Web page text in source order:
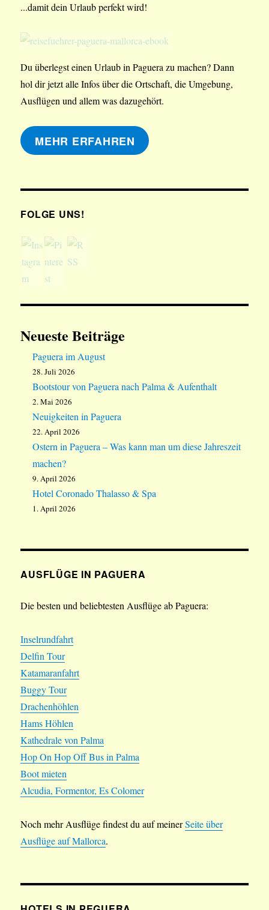
...damit dein Urlaub perfekt wird!
Du überlegst einen Urlaub in Paguera zu machen? Dann
hol dir jetzt alle Infos über die Ortschaft, die Umgebung,
Ausflügen und allem was dazugehört.
MEHR ERFAHREN
FOLGE UNS!
Neueste Beiträge
Paguera im August
28. Juli 2026
Bootstour von Paguera nach Palma & Aufenthalt
2. Mai 2026
Neuigkeiten in Paguera
22. April 2026
Ostern in Paguera – Was kann man um diese Jahreszeit
machen?
9. April 2026
Hotel Coronado Thalasso & Spa
1. April 2026
AUSFLÜGE IN PAGUERA
Die besten und beliebtesten Ausflüge ab Paguera:
Inselrundfahrt
Delfin Tour
Katamaranfahrt
Buggy Tour
Drachenhöhlen
Hams Höhlen
Kathedrale von Palma
Hop On Hop Off Bus in Palma
Boot mieten
Alcudia, Formentor, Es Colomer
Noch mehr Ausflüge findest du auf meinerSeite über
Ausflüge auf Mallorca.